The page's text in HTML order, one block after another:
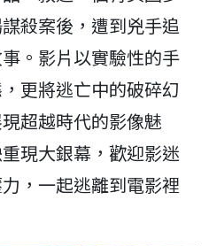
殺案後，遭到兇手追
。影片以實驗性的手
更將逃亡中的破碎幻
超越時代的影像魅
現大銀幕，歡迎影迷
，一起逃離到電影裡